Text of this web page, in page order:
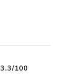
100